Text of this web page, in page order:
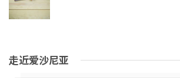
走近爱沙尼亚